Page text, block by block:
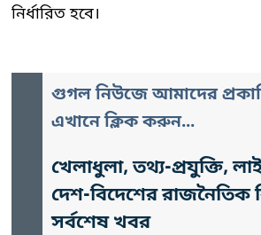
নির্ধারিত হবে।
গুগল নিউজে আমাদের
এখানে ক্লিক করুন...
খেলাধুলা, তথ্য-প্রযুক্তি,
দেশ-বিদেশের রাজনৈতিক
সর্বশেষ খবর